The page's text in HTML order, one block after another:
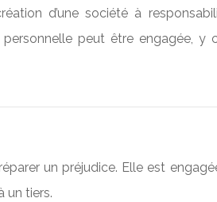
d’une société à
peut être engagée, y
un préjudice. Elle est
un tiers.